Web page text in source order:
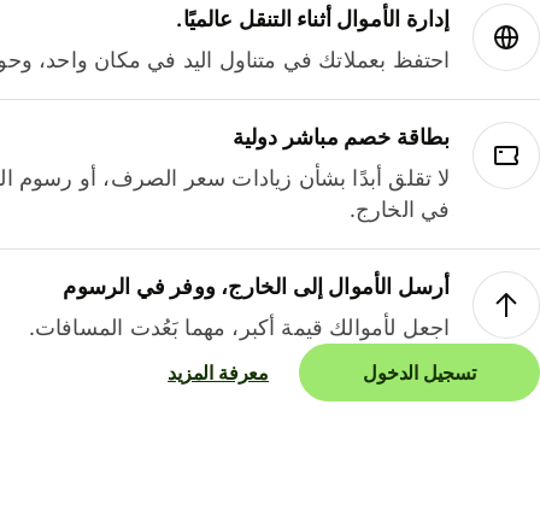
إدارة الأموال أثناء التنقل عالميًا.
احتفظ بعملاتك في متناول اليد في مكان واحد،
بطاقة خصم مباشر دولية
لا تقلق أبدًا بشأن زيادات سعر الصرف، أو رسوم
في الخارج.
أرسل الأموال إلى الخارج، ووفر في الرسوم
اجعل لأموالك قيمة أكبر، مهما بَعُدت المسافات.
تسجيل الدخول معرفة المزيد